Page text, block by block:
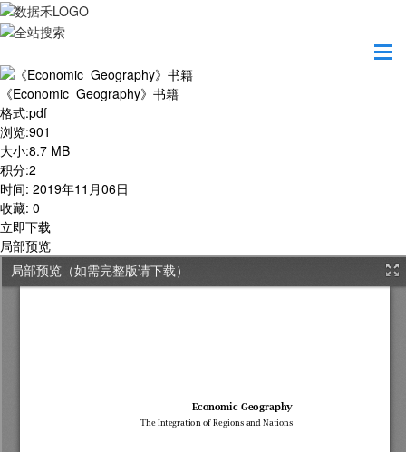
《Economic_Geography》书籍
格式:pdf
浏览:901
大小:8.7 MB
积分:2
时间: 2019年11月06日
收藏: 0
立即下载
局部预览